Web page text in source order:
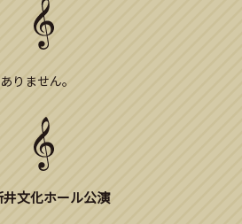
りません。
井文化ホール公演